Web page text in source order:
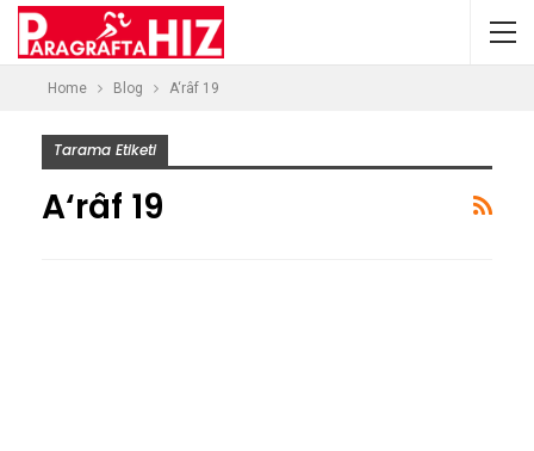
Home Blog A‘râf 19
Tarama Etiketi
A‘râf 19